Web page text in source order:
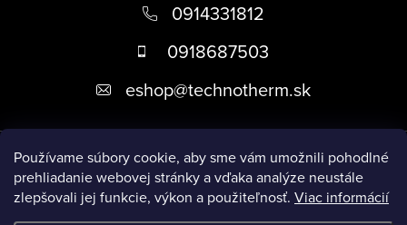
Používame súbory cookie, aby sme vám umožnili pohodlné
prehliadanie webovej stránky a vďaka analýze neustále
zlepšovali jej funkcie, výkon a použiteľnosť. Viac informácií
i
0914331812
0918687503
eshop@technotherm.sk
Informácie
Prijímame online platby